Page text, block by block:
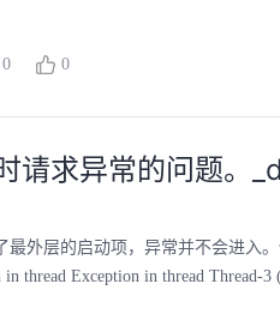
0 0
请求异常的问题。
最外层的启动项，异常并不会进入
Exception in thread Thread-3